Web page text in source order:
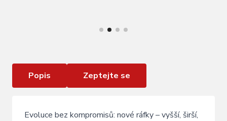
Popis Zeptejte se
Evoluce bez kompromisů: nové ráfky – vyšší, širší,